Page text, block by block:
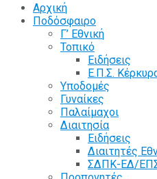
Αρχική
Ποδόσφαιρο
Γ’ Εθνική
Τοπικό
Ειδήσεις
Ε.Π.Σ.
Υποδομές
Γυναίκες
Παλαίμαχοι
Διαιτησία
Ειδήσεις
Διαιτητές
ΣΔΠΚ-ΕΔ/